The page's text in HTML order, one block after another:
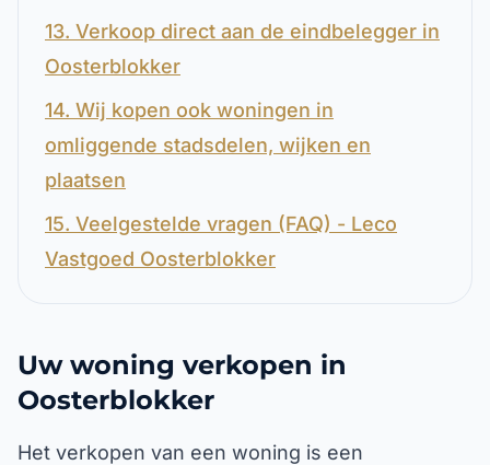
13. Verkoop direct aan de eindbelegger in
Oosterblokker
14. Wij kopen ook woningen in
omliggende stadsdelen, wijken en
plaatsen
15. Veelgestelde vragen (FAQ) - Leco
Vastgoed Oosterblokker
Uw woning verkopen in
Oosterblokker
Het verkopen van een woning is een